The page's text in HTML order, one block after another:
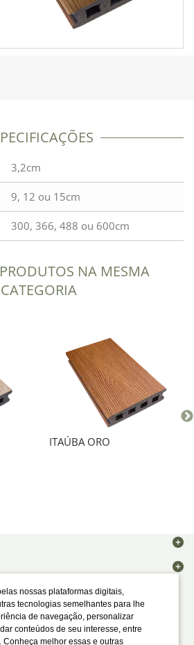
nossas plataformas digitais,
tecnologias semelhantes para lhe
de navegação, personalizar
conteúdos de seu interesse, entre
melhor essas e outras
3,2cm
9, 12 ou 15cm
300, 366, 488 ou 600cm
NA MESMA
CATEGORIA
ITAÚBA ORO